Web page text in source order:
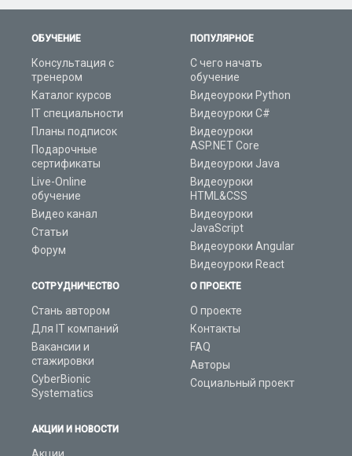
ОБУЧЕНИЕ
Консультация с
тренером
Каталог курсов
IT специальности
Планы подписок
Подарочные
сертификаты
Live-Online
обучение
Видео канал
Статьи
Форум
ПОПУЛЯРНОЕ
С чего начать
обучение
Видеоуроки Python
Видеоуроки C#
Видеоуроки
ASP.NET Core
Видеоуроки Java
Видеоуроки
HTML&CSS
Видеоуроки
JavaScript
Видеоуроки Angular
Видеоуроки React
СОТРУДНИЧЕСТВО
Стань автором
Для IT компаний
Вакансии и
стажировки
CyberBionic
Systematics
АКЦИИ И НОВОСТИ
О ПРОЕКТЕ
О проекте
Контакты
FAQ
Авторы
Социальный проект